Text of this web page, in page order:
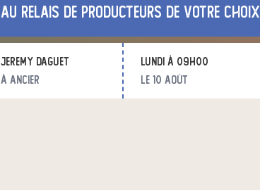
au relais de producteurs de votre choix
jeremy daguet
à Ancier
lundi à 09h00
le 10 août